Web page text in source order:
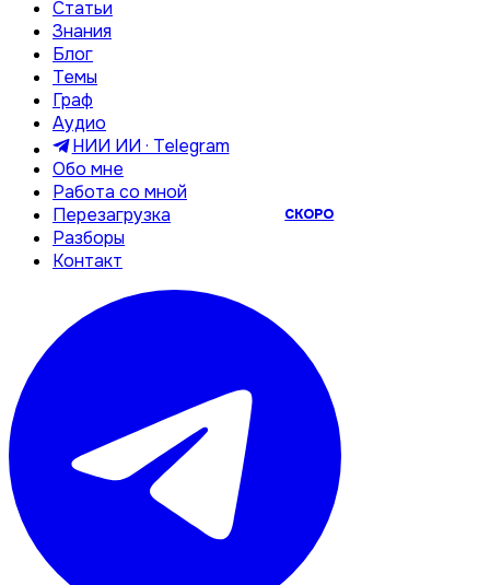
Статьи
Знания
Блог
Темы
Граф
Аудио
НИИ ИИ · Telegram
Обо мне
Работа со мной
Перезагрузка
СКОРО
Разборы
Контакт